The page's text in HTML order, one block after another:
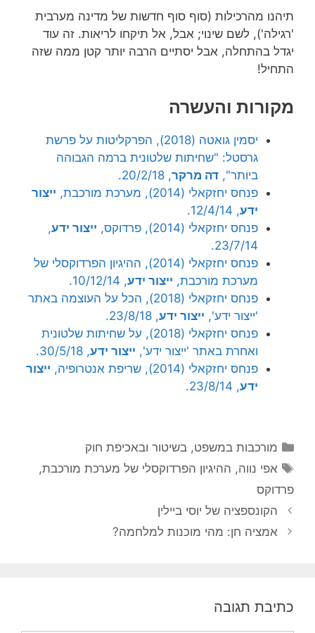
תיהנו מהרכילות (סוף סוף חדשות של מדינה מערבית
'רגילה'), לשם שינוי; אבל, אל תיקחו לריאות. זה עוד
יגדל בהתחלה, אבל יסתיים הרבה יותר קטן ממה שזה
התחיל!
מקורות והעשרה
יסמין גואטה (2018), הפרקליטות על פרשת
גרסטל: "שחיתות שלטונית ברמה הגבוהה
ביותר", דה מרקר, 20/2/18.
פנחס יחזקאלי (2014), מערכת מורכבת,
ייצור
ידע, 12/4/14.
פנחס יחזקאלי (2014), פרדוקס,
ייצור ידע,
23/7/14.
פנחס יחזקאלי (2014), ההיגיון הפרדוקסלי של
מערכת מורכבת, ייצור ידע, 10/12/14.
פנחס יחזקאלי (2018), הכל על העוצמה באתר
'ייצור ידע', ייצור ידע, 23/8/18.
פנחס יחזקאלי (2018), על שחיתות שלטונית
ואחרת באתר 'ייצור ידע', ייצור ידע, 30/5/18.
פנחס יחזקאלי (2014), שריפת אנטרופיה,
ייצור
ידע, 23/8/14.
קטגוריות
מורכבות במשפט, בשיטור ובאכיפת חוק
תגיות
אפי נווה, ההיגיון הפרדוקסלי של מערכת מורכבת,
פרדוקס
הקונספציה של יוסי ביילין
אמציה חן: מהי מוכנות למלחמה?
כתיבת תגובה